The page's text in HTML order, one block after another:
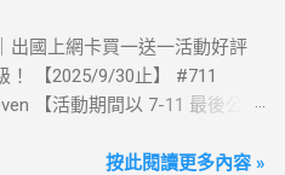
出國上網卡買一送一活動好評
！ 【2025/9/30止】 #711
【活動期間以 7-11 最後公告
快速、享買一送一優惠！ > 實
按此閱讀更多內容 »